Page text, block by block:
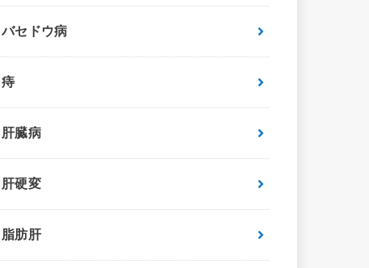
バセドウ病
痔
肝臓病
肝硬変
脂肪肝